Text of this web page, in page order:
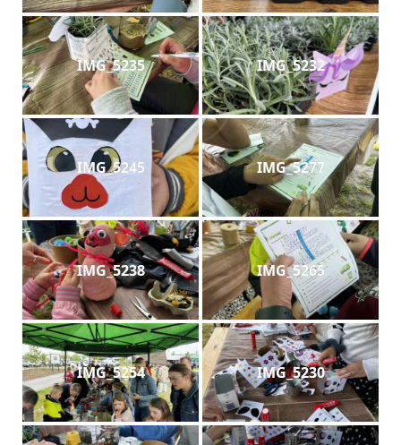
IMG_5235 IMG_5232
IMG_5245 IMG_5277
IMG_5238 IMG_5265
IMG_5254 IMG_5230